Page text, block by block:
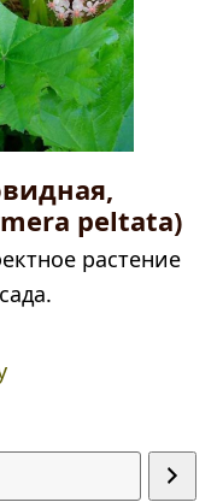
peltata)
растение